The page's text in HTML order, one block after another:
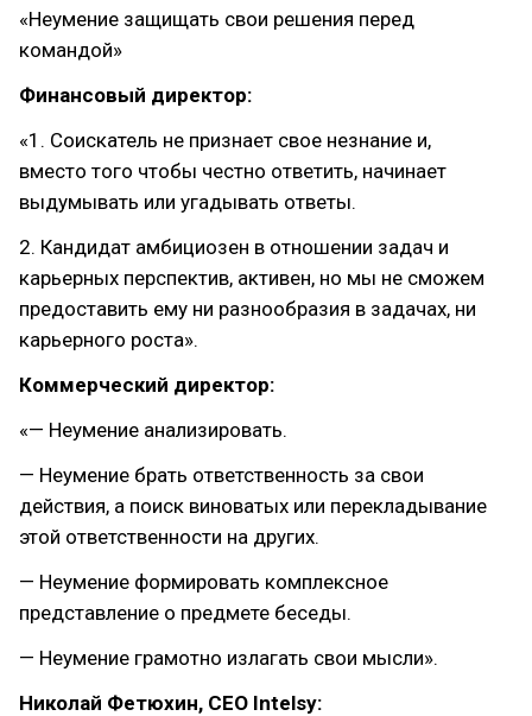
«Неумение защищать свои решения перед
командой»
Финансовый директор:
«1. Соискатель не признает свое незнание и,
вместо того чтобы честно ответить, начинает
выдумывать или угадывать ответы.
2. Кандидат амбициозен в отношении задач и
карьерных перспектив, активен, но мы не сможем
предоставить ему ни разнообразия в задачах, ни
карьерного роста».
Коммерческий директор:
«— Неумение анализировать.
— Неумение брать ответственность за свои
действия, а поиск виноватых или перекладывание
этой ответственности на других.
— Неумение формировать комплексное
представление о предмете беседы.
— Неумение грамотно излагать свои мысли».
Николай Фетюхин, CEO Intelsy: